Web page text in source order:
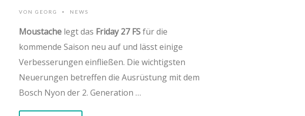
VON GEORG • NEWS
Moustache legt das Friday 27 FSfür die
kommende Saison neu auf und lässt einige
Verbesserungen einfließen. Die wichtigsten
Neuerungen betreffen die Ausrüstung mit dem
Bosch Nyon der 2. Generation …